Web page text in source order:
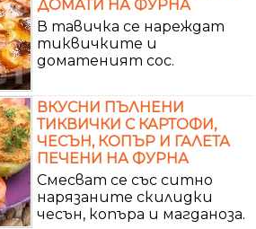
ДОМАТИ НА ФУРНА
В тавичка се нареждат
тиквичките и
доматеният сос.
ВКУСНИ ПЪЛНЕНИ
ТИКВИЧКИ С КАРТОФИ,
ЧЕСЪН, КОПЪР И ГАЛЕТА
ПЕЧЕНИ НА ФУРНА
Смесват се със ситно
нарязаните скилидки
чесън, копъра и магданоза.